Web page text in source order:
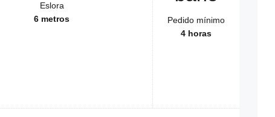
Eslora
6 metros
Pedido mínimo
4 horas